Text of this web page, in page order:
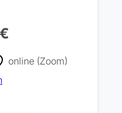
online (Zoom)